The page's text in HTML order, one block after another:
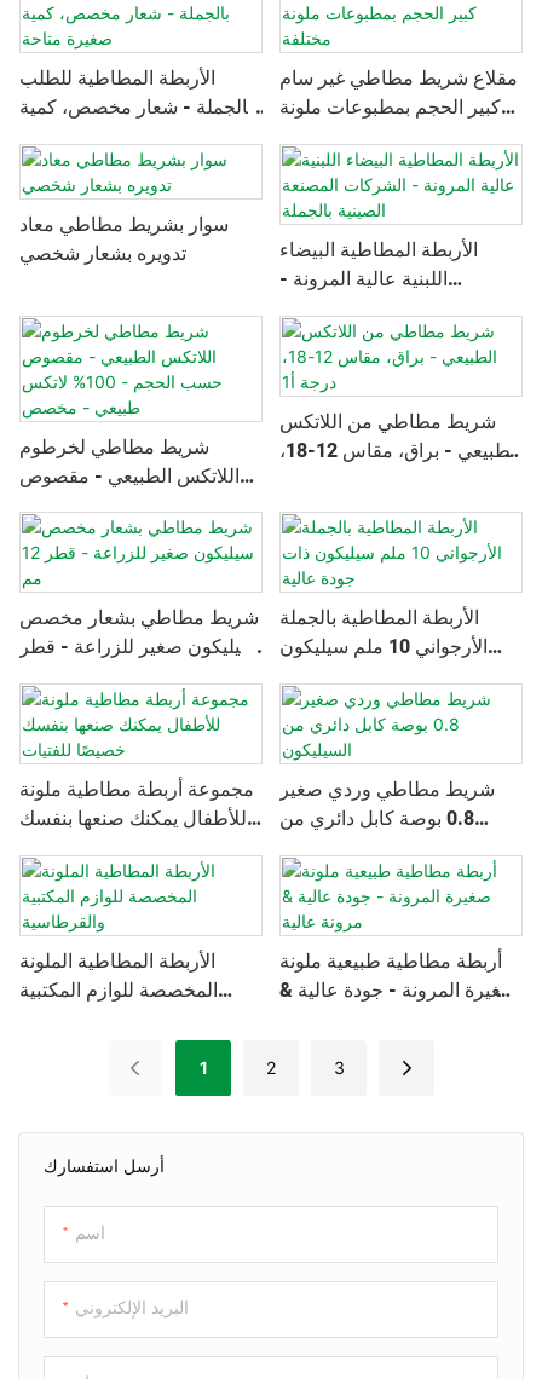
أرسل استفسارك
اسم
البريد الإلكتروني
الأربطة المطاطية للطلب
بالجملة - شعار مخصص، كمية
صغيرة متاحة
مقلاع شريط مطاطي غير سام
كبير الحجم بمطبوعات ملونة
مختلفة
سوار بشريط مطاطي معاد
تدويره بشعار شخصي
الأربطة المطاطية البيضاء
اللبنية عالية المرونة -
بالجملة
شريط مطاطي لخرطوم
اللاتكس الطبيعي - مقصوص
حسب الحجم - 100% لاتكس
طبيعي - مخصص
شريط مطاطي من اللاتكس
الطبيعي - براق، مقاس 12-18،
شريط مطاطي بشعار مخصص
سيليكون صغير للزراعة - قطر
12 مم
الأربطة المطاطية بالجملة
الأرجواني 10 ملم سيليكون
ذات جودة عالية
مجموعة أربطة مطاطية ملونة
للأطفال يمكنك صنعها بنفسك
خصيصًا للفتيات
شريط مطاطي وردي صغير
0.8 بوصة كابل دائري من
السيليكون
الأربطة المطاطية الملونة
المخصصة للوازم المكتبية
أربطة مطاطية طبيعية ملونة
صغيرة المرونة - جودة عالية &
1 2 3